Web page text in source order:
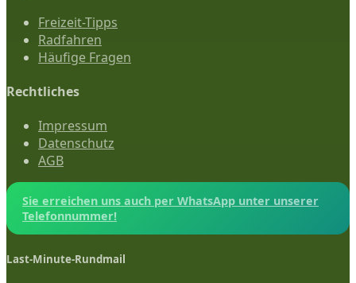
Freizeit-Tipps
Radfahren
Häufige Fragen
Rechtliches
Impressum
Datenschutz
AGB
Sie erreichen uns auch per WhatsApp unter unserer
Telefonnummer!
Last-Minute-Rundmail